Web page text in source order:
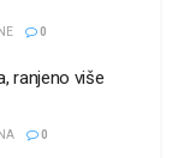
0
ranjeno više
0